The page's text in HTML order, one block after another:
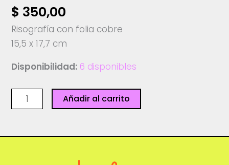
$ 350,00
Risografía con folia cobre
15,5 x 17,7 cm
Disponibilidad: 6 disponibles
Amiga,
espero
sepas
Añadir al carrito